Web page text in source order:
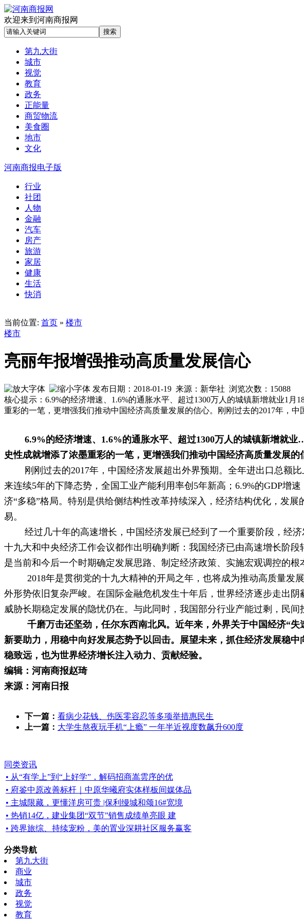
欢迎来到河南商报网
第九大街
城市
视觉
教育
政务
正能量
商贸物流
美食圈
地市
文化
河南商报电子版
行业
社团
人物
金融
汽车
房产
旅游
家居
健康
生活
快消
当前位置: 首页 » 楼市
楼市
亮丽年报增强推动高质量发展信心
发布日期：2018-01-19 来源：新华社 浏览次数： 15088
核心提示：6.9%的经济增速、1.6%的通胀水平、超过1300万人的城镇新增就业1
重彩的一笔，更增强我们推动中国经济高质量发展的信心。刚刚过去的2017年，中
6.9%的经济增速、1.6%的通胀水平、超过1300万人的城镇新增就业
史性成就增添了浓墨重彩的一笔，更增强我们推动中国经济高质量发展的
刚刚过去的2017年，中国经济发展超出外界预期。全年进出口总额比
来连续5年的下降态势，全国工业产能利用率创5年新高；6.9%的GDP增
济“多稳”格局。特别是供给侧结构性改革持续深入，经济结构优化，发
易。
经过几十年的高速增长，中国经济发展已经到了一个重要阶段，经济
十九大和中央经济工作会议都作出明确判断：我国经济已由高速增长阶
是当前和今后一个时期确定发展思路、制定经济政策、实施宏观调控的根
2018年是贯彻党的十九大精神的开局之年，也将成为推动高质量发展
外形势依旧复杂严峻。在国际金融危机发生十年后，世界经济逐步走出
威胁长期稳定发展的隐忧仍在。与此同时，我国部分行业产能过剩，民
千磨万击还坚劲，任尔东西南北风。近年来，外界关于中国经济“失
新要助力，用稳中向好发展态势予以回击。展望未来，抓住经济发展稳
稳致远，也为世界经济增长注入动力、贡献经验。
编辑：河南商报赵琦
来源：河南日报
下一篇： 看病少花钱、伤医零容忍等多项举措惠民生
上一篇： 大学生熬夜玩手机“上瘾” 一年半近视度数飙升600度
同类资讯
• 从“有学上”到“上好学”，解码招商嵩雲序的优
• 府鉴中原改善标杆｜中原华曦府实体样板间媒体品
• 主城限藏，更懂洋房可贵 |保利缦城和颂16#宽境
• 热销14亿，建业集团“双节”销售成绩单亮眼 建
• 跨界旅综、持续宠粉，美的置业深耕社区服务赢客
分类导航
第九大街
商业
城市
政务
视觉
教育